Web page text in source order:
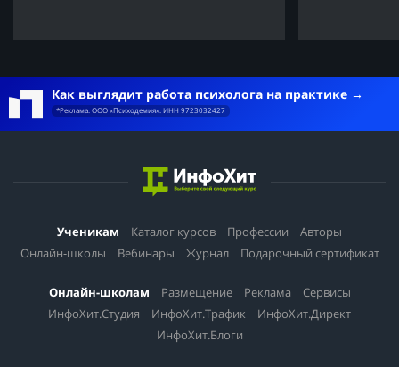
Как выглядит работа психолога на практике
*Реклама. ООО «Психодемия». ИНН 9723032427
Ученикам Каталог курсов Профессии
Авторы
Онлайн-школы
Вебинары Журнал Подарочный сертификат
Онлайн-школам Размещение Реклама
Сервисы
ИнфоХит.Студия
ИнфоХит.Трафик
ИнфоХит.Директ
ИнфоХит.Блоги